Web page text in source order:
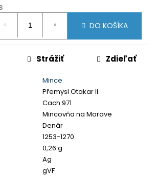
DO KOŠÍKA
Mince
Přemysl Otakar II.
Cach 971
Mincovňa na Morave
Denár
1253-1270
0,26 g
Ag
gVF
Strážiť Zdieľať